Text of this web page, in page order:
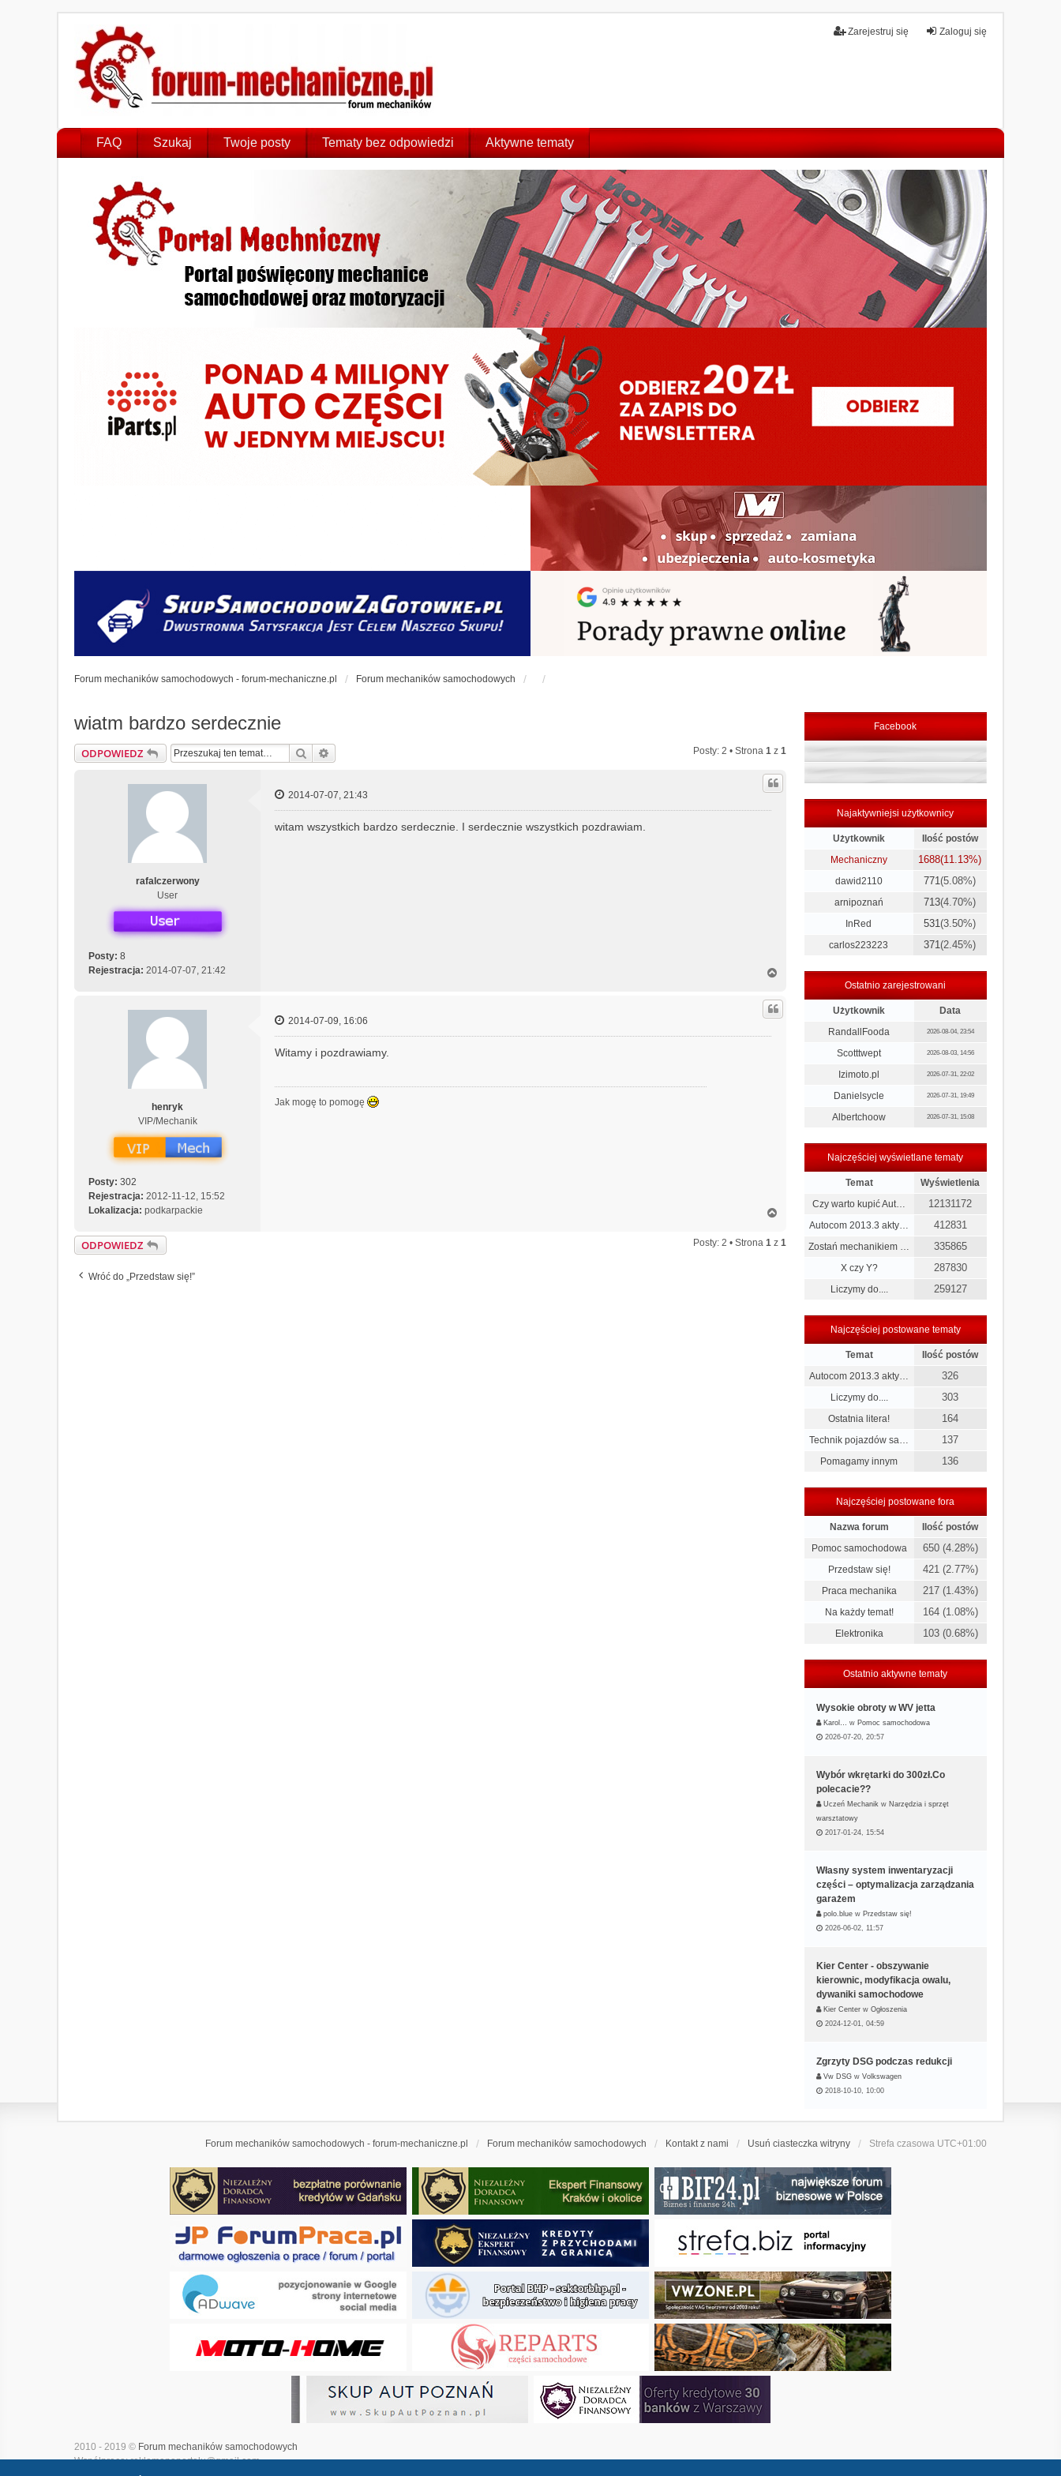
Zaloguj się
Zarejestruj się
FAQ Szukaj Twoje posty Tematy bez odpowiedzi Aktywne tematy
Forum mechaników samochodowych - forum-mechaniczne.pl Forum mechaników samochodowych
wiatm bardzo serdecznie
ODPOWIEDZ Szukaj Posty: 2 • Strona 1z 1
rafalczerwony
User
Posty: 8
Rejestracja: 2014-07-07, 21:42
2014-07-07, 21:43
witam wszystkich bardzo serdecznie. I serdecznie wszystkich pozdrawiam.
g
r
henryk
VIP/Mechanik
Posty: 302
Rejestracja: 2012-11-12, 15:52
Lokalizacja: podkarpackie
2014-07-09, 16:06
Witamy i pozdrawiamy.
Jak mogę to pomogę
g
ó
ODPOWIEDZ Posty: 2 • Strona 1z 1
Wróć do „Przedstaw się!”
Facebook
Najaktywniejsi użytkownicy
Użytkownik
Ilość postów
Mechaniczny
1688(11.13%)
dawid2110 771(5.08%)
arnipoznań 713(4.70%)
InRed 531(3.50%)
carlos223223 371(2.45%)
Ostatnio zarejestrowani
Użytkownik
Data
RandallFooda
2026-08-04, 23:54
Scotttwept 2026-08-03, 14:56
Izimoto.pl 2026-07-31, 22:02
Danielsycle 2026-07-31, 19:49
Albertchoow 2026-07-31, 15:08
Najczęściej wyświetlane tematy
Temat
Wyświetlenia
Czy warto kupić Aut…
12131172
Autocom 2013.3 akty… 412831
Zostań mechanikiem … 335865
X czy Y? 287830
Liczymy do.... 259127
Najczęściej postowane tematy
Temat
Ilość postów
Autocom 2013.3 akty…
326
Liczymy do.... 303
Ostatnia litera! 164
Technik pojazdów sa… 137
Pomagamy innym 136
Najczęściej postowane fora
Nazwa forum
Ilość postów
Pomoc samochodowa
650 (4.28%)
Przedstaw się! 421 (2.77%)
Praca mechanika 217 (1.43%)
Na każdy temat! 164 (1.08%)
Elektronika 103 (0.68%)
Ostatnio aktywne tematy
Wysokie obroty w WV jetta
Karol… w Pomoc samochodowa
2026-07-20, 20:57
Wybór wkrętarki do 300zł.Co
polecacie??
Uczeń Mechanik w Narzędzia i sprzęt
warsztatowy
2017-01-24, 15:54
Własny system inwentaryzacji
części – optymalizacja zarządzania
garażem
polo.blue w Przedstaw się!
2026-06-02, 11:57
Kier Center - obszywanie
kierownic, modyfikacja owalu,
dywaniki samochodowe
Kier Center w Ogłoszenia
2024-12-01, 04:59
Zgrzyty DSG podczas redukcji
Vw DSG w Volkswagen
2018-10-10, 10:00
Forum mechaników samochodowych - forum-mechaniczne.pl Forum mechaników samochodowych Kontakt z nami Usuń ciasteczka witryny Strefa czasowa UTC+01:00
2010 - 2019 © Forum mechaników samochodowych
Współpraca: reklamanaportalu@gmail.com